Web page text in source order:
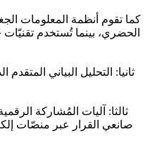
كما تقوم أنظمة المعلومات
الحضري، بينما تُستخدم
ثانيا: التحليل البياني
ثالثا: آليات المُشاركة
صانعي القرار عبر منصّات